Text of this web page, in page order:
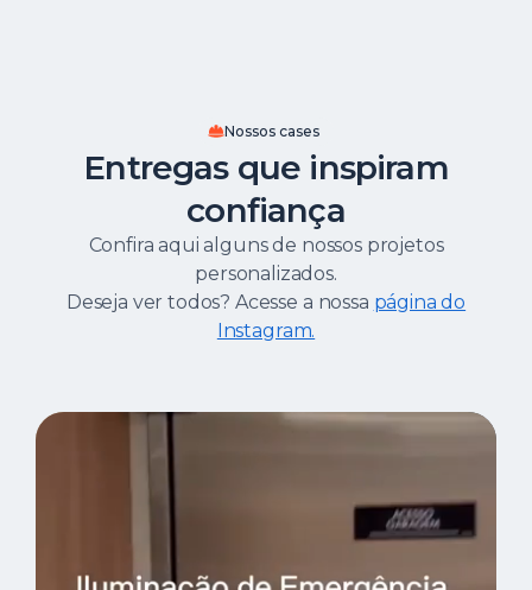
Nossos cases
Entregas que inspiram
confiança
Confira aqui alguns de nossos projetos
personalizados.
Deseja ver todos? Acesse a nossa página do
Instagram.